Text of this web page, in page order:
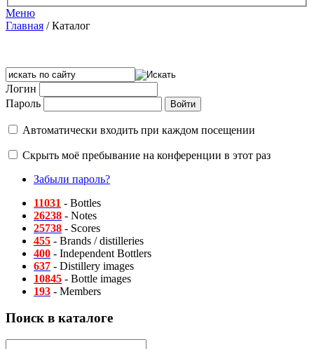
Меню
Главная /Каталог
Логин
Пароль
Автоматически входить при каждом посещении
Скрыть моё пребывание на конференции в этот раз
Забыли пароль?
11031 - Bottles
26238 - Notes
25738 - Scores
455 - Brands / distilleries
400 - Independent Bottlers
637 - Distillery images
10845 - Bottle images
193 - Members
Поиск в каталоге